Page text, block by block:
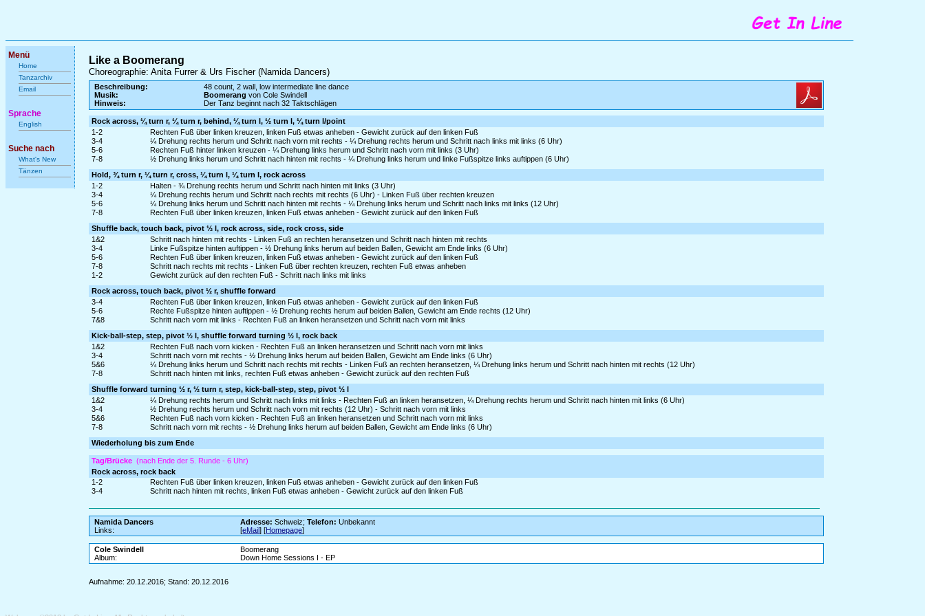
Menü
Home
Tanzarchiv
Email
Sprache
English
Suche nach
What's New
Tänzen
Like a Boomerang
Choreographie: Anita Furrer & Urs Fischer (Namida Dancers)
Beschreibung:
48 count, 2 wall, low intermediate line dance
Musik:
Boomerang von Cole Swindell
Hinweis:
Der Tanz beginnt nach 32 Taktschlägen
Rock across, ¼ turn r, ¼ turn r, behind, ¼ turn l, ½ turn l, ¼ turn l/point
1-2
Rechten Fuß über linken kreuzen, linken Fuß etwas anheben - Gewicht zurück auf den linken Fuß
3-4
¼ Drehung rechts herum und Schritt nach vorn mit rechts - ¼ Drehung rechts herum und Schritt nach links mit links (6 Uhr)
5-6
Rechten Fuß hinter linken kreuzen - ¼ Drehung links herum und Schritt nach vorn mit links (3 Uhr)
7-8
½ Drehung links herum und Schritt nach hinten mit rechts - ¼ Drehung links herum und linke Fußspitze links auftippen (6 Uhr)
Hold, ¾ turn r, ¼ turn r, cross, ¼ turn l, ¼ turn l, rock across
1-2
Halten - ¾ Drehung rechts herum und Schritt nach hinten mit links (3 Uhr)
3-4
¼ Drehung rechts herum und Schritt nach rechts mit rechts (6 Uhr) - Linken Fuß über rechten kreuzen
5-6
¼ Drehung links herum und Schritt nach hinten mit rechts - ¼ Drehung links herum und Schritt nach links mit links (12 Uhr)
7-8
Rechten Fuß über linken kreuzen, linken Fuß etwas anheben - Gewicht zurück auf den linken Fuß
Shuffle back, touch back, pivot ½ l, rock across, side, rock cross, side
1&2
Schritt nach hinten mit rechts - Linken Fuß an rechten heransetzen und Schritt nach hinten mit rechts
3-4
Linke Fußspitze hinten auftippen - ½ Drehung links herum auf beiden Ballen, Gewicht am Ende links (6 Uhr)
5-6
Rechten Fuß über linken kreuzen, linken Fuß etwas anheben - Gewicht zurück auf den linken Fuß
7-8
Schritt nach rechts mit rechts - Linken Fuß über rechten kreuzen, rechten Fuß etwas anheben
1-2
Gewicht zurück auf den rechten Fuß - Schritt nach links mit links
Rock across, touch back, pivot ½ r, shuffle forward
3-4
Rechten Fuß über linken kreuzen, linken Fuß etwas anheben - Gewicht zurück auf den linken Fuß
5-6
Rechte Fußspitze hinten auftippen - ½ Drehung rechts herum auf beiden Ballen, Gewicht am Ende rechts (12 Uhr)
7&8
Schritt nach vorn mit links - Rechten Fuß an linken heransetzen und Schritt nach vorn mit links
Kick-ball-step, step, pivot ½ l, shuffle forward turning ½ l, rock back
1&2
Rechten Fuß nach vorn kicken - Rechten Fuß an linken heransetzen und Schritt nach vorn mit links
3-4
Schritt nach vorn mit rechts - ½ Drehung links herum auf beiden Ballen, Gewicht am Ende links (6 Uhr)
5&6
¼ Drehung links herum und Schritt nach rechts mit rechts - Linken Fuß an rechten heransetzen, ¼ Drehung links herum und Schritt nach hinten mit rechts (12 Uhr)
7-8
Schritt nach hinten mit links, rechten Fuß etwas anheben - Gewicht zurück auf den rechten Fuß
Shuffle forward turning ½ r, ½ turn r, step, kick-ball-step, step, pivot ½ l
1&2
¼ Drehung rechts herum und Schritt nach links mit links - Rechten Fuß an linken heransetzen, ¼ Drehung rechts herum und Schritt nach hinten mit links (6 Uhr)
3-4
½ Drehung rechts herum und Schritt nach vorn mit rechts (12 Uhr) - Schritt nach vorn mit links
5&6
Rechten Fuß nach vorn kicken - Rechten Fuß an linken heransetzen und Schritt nach vorn mit links
7-8
Schritt nach vorn mit rechts - ½ Drehung links herum auf beiden Ballen, Gewicht am Ende links (6 Uhr)
Wiederholung bis zum Ende
Tag/Brücke (nach Ende der 5. Runde - 6 Uhr)
Rock across, rock back
1-2
Rechten Fuß über linken kreuzen, linken Fuß etwas anheben - Gewicht zurück auf den linken Fuß
3-4
Schritt nach hinten mit rechts, linken Fuß etwas anheben - Gewicht zurück auf den linken Fuß
Namida Dancers Adresse: Schweiz;Telefon: Unbekannt
Links:
[eMail] [Homepage]
Cole Swindell
Boomerang
Album:
Down Home Sessions I - EP
Aufnahme: 20.12.2016; Stand: 20.12.2016